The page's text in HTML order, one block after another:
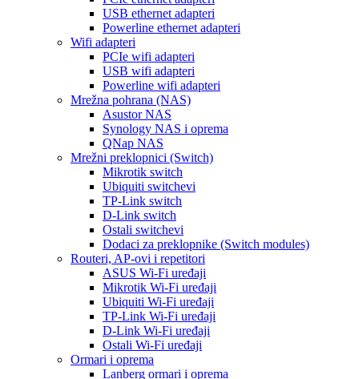
USB ethernet adapteri
Powerline ethernet adapteri
Wifi adapteri
PCIe wifi adapteri
USB wifi adapteri
Powerline wifi adapteri
Mrežna pohrana (NAS)
Asustor NAS
Synology NAS i oprema
QNap NAS
Mrežni preklopnici (Switch)
Mikrotik switch
Ubiquiti switchevi
TP-Link switch
D-Link switch
Ostali switchevi
Dodaci za preklopnike (Switch modules)
Routeri, AP-ovi i repetitori
ASUS Wi-Fi uređaji
Mikrotik Wi-Fi uređaji
Ubiquiti Wi-Fi uređaji
TP-Link Wi-Fi uređaji
D-Link Wi-Fi uređaji
Ostali Wi-Fi uređaji
Ormari i oprema
Lanberg ormari i oprema